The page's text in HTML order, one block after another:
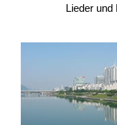
Lieder und